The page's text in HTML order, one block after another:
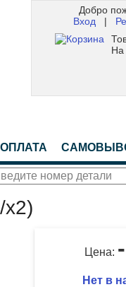
Добро
Вход |
На
x2)
Цена:
Нет в